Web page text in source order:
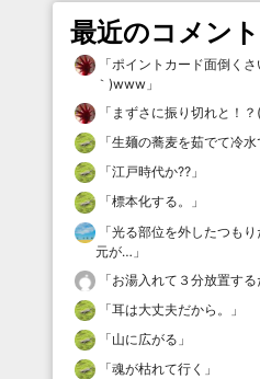
最近のコメント
「ポイントカード面倒く
｀)www 」
「 まずさに振り切れと！
「生麺の蕎麦を茹でて冷水
「江戸時代か⁇ 」
「標本化する。
」
「光る部位を外したつも
元が… 」
「お湯入れて３分放置する
「耳は大丈夫だから。
」
「山に広がる 」
「魂が枯れて行く 」